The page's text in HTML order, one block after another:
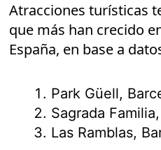
Atracciones turísticas
que más han crecido
España, en base a
Park Güell,
Sagrada
Las Ramblas,